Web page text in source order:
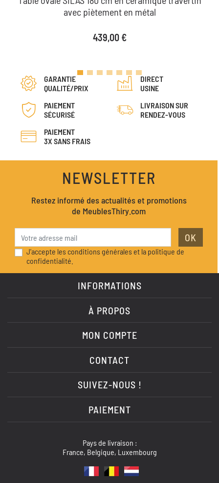
avec piètement en métal
Prix
439,00 €
GARANTIE
QUALITÉ/PRIX
DIRECT
USINE
PAIEMENT
SÉCURISÉ
LIVRAISON SUR
RENDEZ-VOUS
PAIEMENT
3X SANS FRAIS
NEWSLETTER
Restez informé des actualités et promotions
de MeublesThiry.com
OK
J'accepte les conditions générales et la politique de
confidentialité.
INFORMATIONS
À PROPOS
MON COMPTE
CONTACT
SUIVEZ-NOUS !
PAIEMENT
Pays de livraison :
France, Belgique, Luxembourg